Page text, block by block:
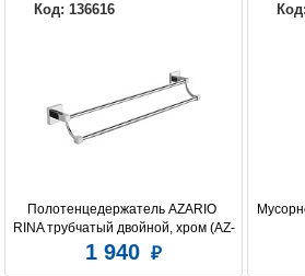
Код: 136616
Полотенцедержатель AZARIO
RINA трубчатый двойной, хром (AZ-
87002)
1 940